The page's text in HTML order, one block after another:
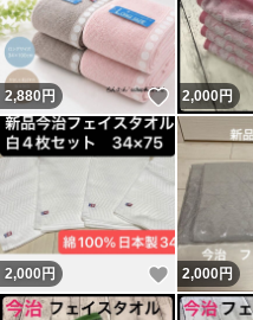
2,880 円 いいね！
2,000円
2,000 円 いいね！
2,000円